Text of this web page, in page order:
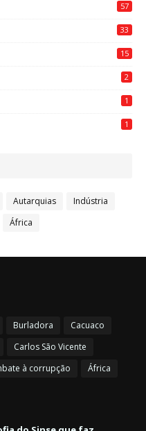
57
33
15
2
1
1
Autarquias
Indústria
África
Burladora
Cacuaco
Carlos São Vicente
à corrupção África